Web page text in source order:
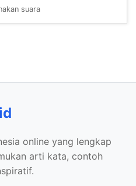
suara
online yang lengkap
arti kata, contoh